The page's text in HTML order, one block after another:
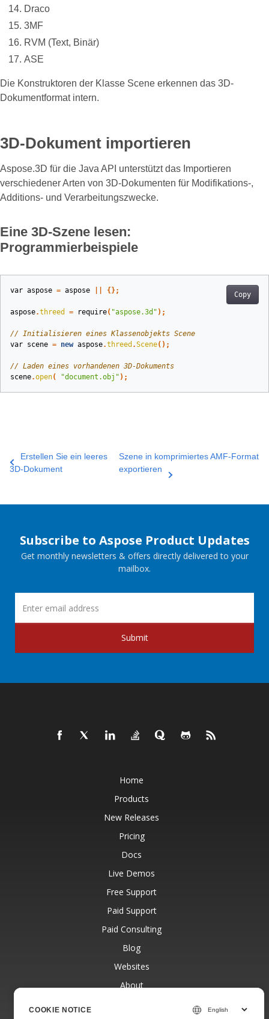
Draco
3MF
RVM (Text, Binär)
ASE
Die Konstruktoren der Klasse Scene erkennen das 3D-
Dokumentformat intern.
3D-Dokument importieren
Aspose.3D für die Java API unterstützt das Importieren
verschiedener Arten von 3D-Dokumenten für Modifikations-,
Additions- und Verarbeitungszwecke.
Eine 3D-Szene lesen:
Programmierbeispiele
Copy
var aspose = aspose {};
aspose.threed = require( "aspose.3d" );
// Initialisieren eines Klassenobjekts Scene
var scene = new aspose.threed .Scene();
// Laden eines vorhandenen 3D-Dokuments
scene.open( "document.obj" );
Erstellen Sie ein leeres
3D-Dokument
Szene in komprimiertes AMF-Format
exportieren
Subscribe to Aspose Product Updates
Get monthly newsletters & offers directly delivered to your
mailbox.
Submit
Home
Products
New Releases
Pricing
Docs
Live Demos
Free Support
Paid Support
Paid Consulting
Blog
Websites
About
COOKIE NOTICE